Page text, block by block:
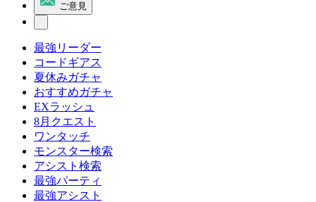
ご意見
最強リーダー
コードギアス
夏休みガチャ
おすすめガチャ
EXラッシュ
8月クエスト
ワンタッチ
モンスター検索
アシスト検索
最強パーティ
最強アシスト